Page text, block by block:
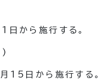
から施行する。
)
15日から施行する。